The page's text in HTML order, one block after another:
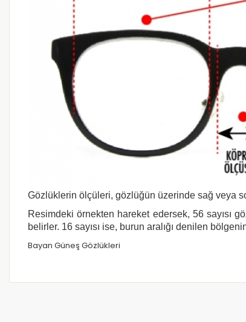
Gözlüklerin ölçüleri, gözlüğün üzerinde sağ veya
Resimdeki örnekten hareket edersek, 56 sayısı
belirler. 16 sayısı ise, burun aralığı denilen
Bayan Güneş Gözlükleri